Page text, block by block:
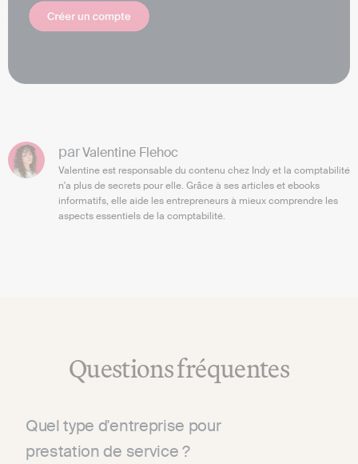
parValentine Flehoc
Valentine est responsable du contenu chez Indy et la comptabilité
n'a plus de secrets pour elle. Grâce à ses articles et ebooks
informatifs, elle aide les entrepreneurs à mieux comprendre les
aspects essentiels de la comptabilité.
Questions fréquentes
Quel type d'entreprise pour
prestation de service ?